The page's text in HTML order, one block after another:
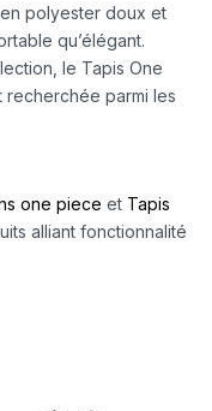
polyester doux et
qu’élégant.
le Tapis One
parmi les
one piece et Tapis
alliant fonctionnalité